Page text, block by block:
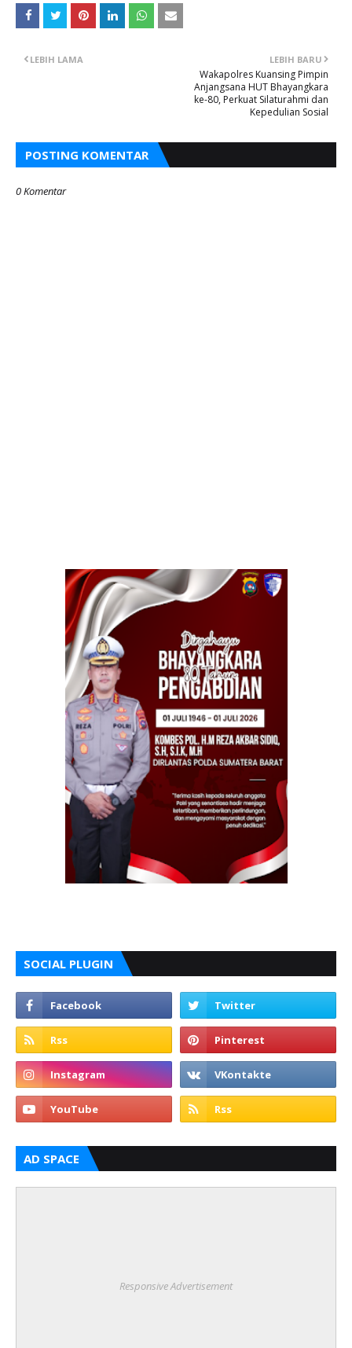
LEBIH BARU
Wakapolres Kuansing Pimpin
Anjangsana HUT Bhayangkara
ke-80, Perkuat Silaturahmi dan
Kepedulian Sosial
LEBIH LAMA
POSTING KOMENTAR
0 Komentar
SOCIAL PLUGIN
AD SPACE
Responsive Advertisement